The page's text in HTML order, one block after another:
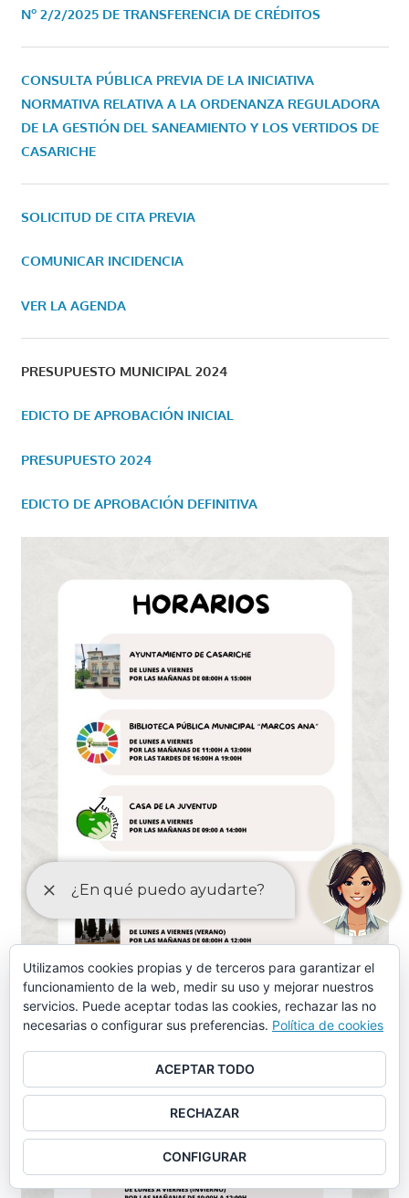
Nº 2/2/2025 DE TRANSFERENCIA DE CRÉDITOS
CONSULTA PÚBLICA PREVIA DE LA INICIATIVA
NORMATIVA RELATIVA A LA ORDENANZA REGULADORA
DE LA GESTIÓN DEL SANEAMIENTO Y LOS VERTIDOS DE
CASARICHE
SOLICITUD DE CITA PREVIA
COMUNICAR INCIDENCIA
VER LA AGENDA
PRESUPUESTO MUNICIPAL 2024
EDICTO DE APROBACIÓN INICIAL
PRESUPUESTO 2024
EDICTO DE APROBACIÓN DEFINITIVA
Utilizamos cookies propias y de terceros para garantizar el
funcionamiento de la web, medir su uso y mejorar nuestros
servicios. Puede aceptar todas las cookies, rechazar las no
necesarias o configurar sus preferencias. Política de cookies
ACEPTAR TODO
RECHAZAR
CONFIGURAR